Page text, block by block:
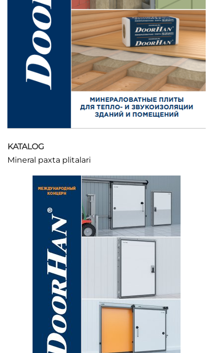
KATALOG
Mineral paxta plitalari